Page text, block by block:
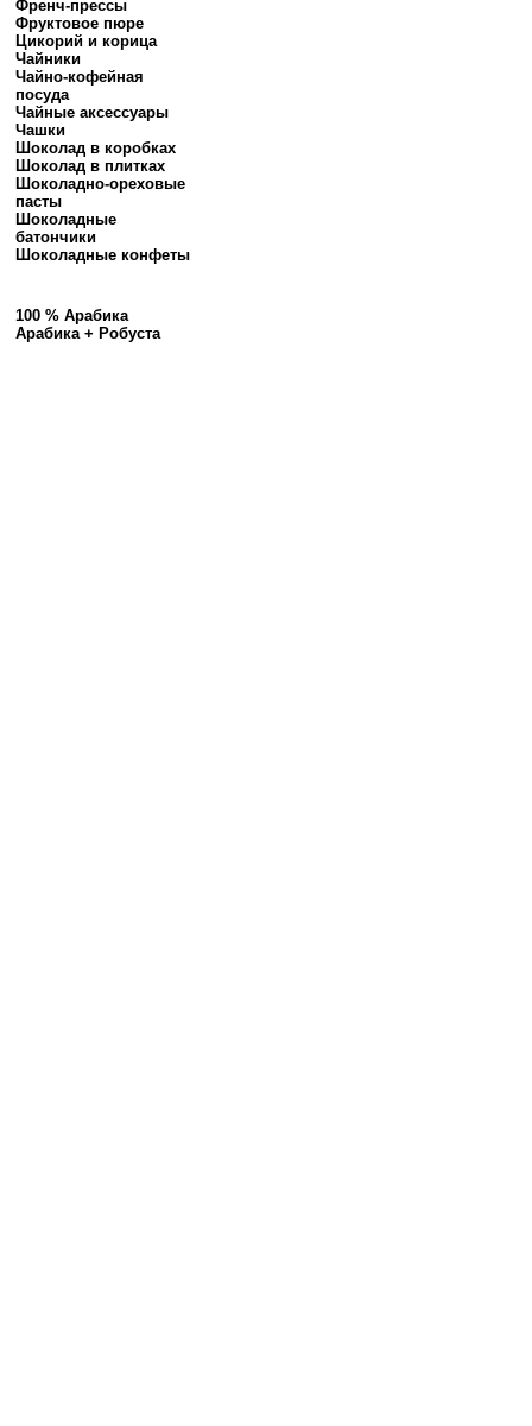
Френч-прессы
Фруктовое пюре
Цикорий и корица
Чайники
Чайно-кофейная
посуда
Чайные аксессуары
Чашки
Шоколад в коробках
Шоколад в плитках
Шоколадно-ореховые
пасты
Шоколадные
батончики
Шоколадные конфеты
100 % Арабика
Арабика + Робуста